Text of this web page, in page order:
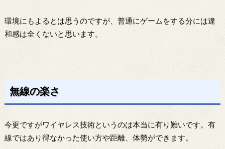
環境にもよるとは思うのですが、普通にゲームをする分には違
和感は全くないと思います。
無線の楽さ
今更ですがワイヤレス技術というのは本当に有り難いです。有
線ではあり得なかった使い方や距離、体勢ができます。